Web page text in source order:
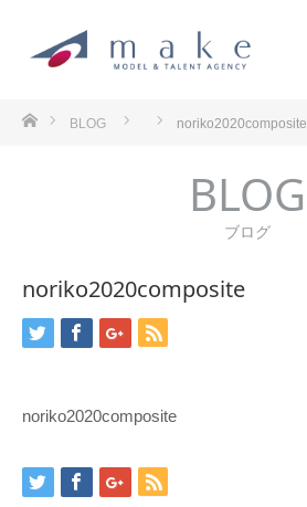
ホームBLOG noriko2020composite
BLOG
ブログ
noriko2020composite
noriko2020composite